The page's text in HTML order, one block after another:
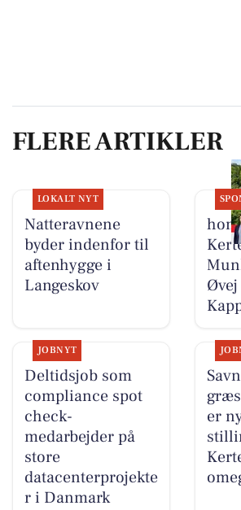
FLERE ARTIKLER
LOKALT NYT
Natteravnene
byder indenfor til
aftenhygge i
Langeskov
JOBNYT
Deltidsjob som
compliance spot
check-
medarbejder på
store
datacenterprojekte
r i Danmark
er